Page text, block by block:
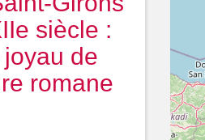
siècle :
de
romane